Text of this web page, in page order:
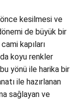
önce kesilmesi ve
de büyük bir
kapıları
koyu renkler
yönü ile harika bir
ile hazırlanan
sağlayan ve